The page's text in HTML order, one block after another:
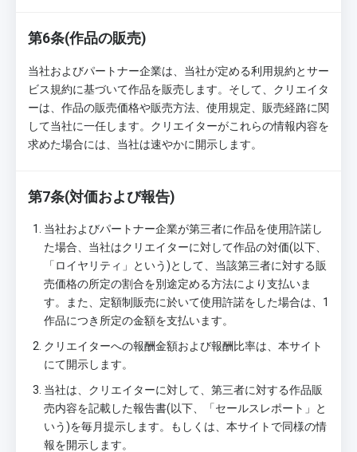
第6条(作品の販売)
当社およびパートナー企業は、当社が定める利用規約とサー
ビス規約に基づいて作品を販売します。そして、クリエイタ
ーは、作品の販売価格や販売方法、使用規定、販売経路に関
して当社に一任します。クリエイターがこれらの情報内容を
求めた場合には、当社は速やかに開示します。
第7条(対価および報告)
当社およびパートナー企業が第三者に作品を使用許諾し
た場合、当社はクリエイターに対して作品の対価(以下、
「ロイヤリティ」という)として、当該第三者に対する販
売価格の所定の割合を別途定める方法により支払いま
す。また、定額制販売に於いて使用許諾をした場合は、1
作品につき所定の金額を支払います。
クリエイターへの報酬金額および報酬比率は、本サイト
にて開示します。
当社は、クリエイターに対して、第三者に対する作品販
売内容を記載した報告書(以下、「セールスレポート」と
いう)を毎月提示します。もしくは、本サイトで同様の情
報を開示します。